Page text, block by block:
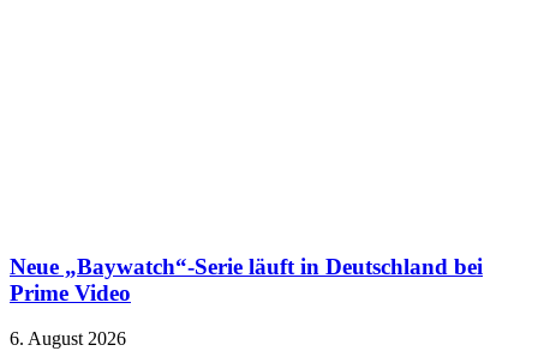
Neue „Baywatch“-Serie läuft in Deutschland bei
Prime Video
6. August 2026